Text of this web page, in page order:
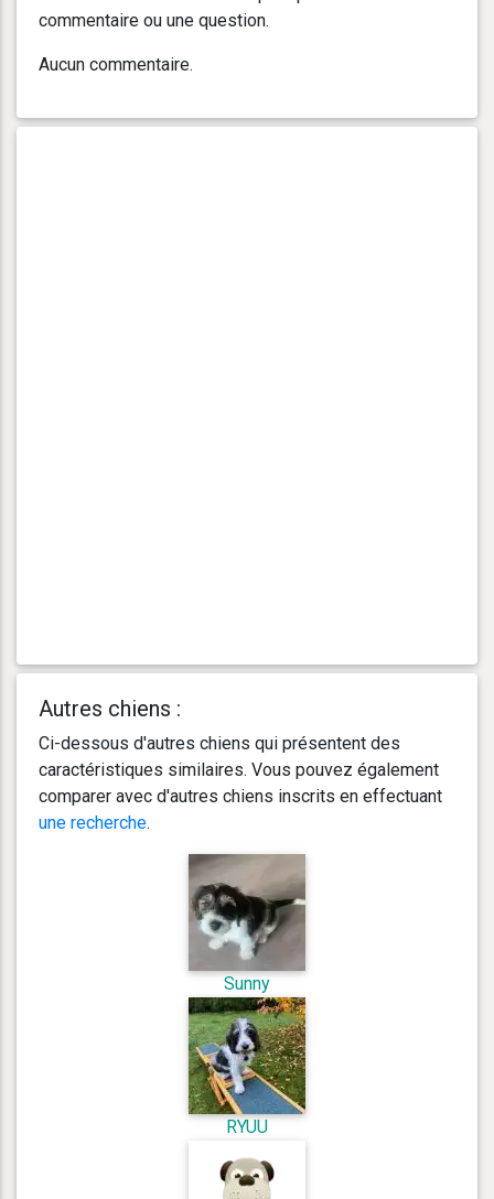
commentaire ou une question.
Aucun commentaire.
Autres chiens :
Ci-dessous d'autres chiens qui présentent des
caractéristiques similaires. Vous pouvez également
comparer avec d'autres chiens inscrits en effectuant
une recherche.
Sunny
RYUU